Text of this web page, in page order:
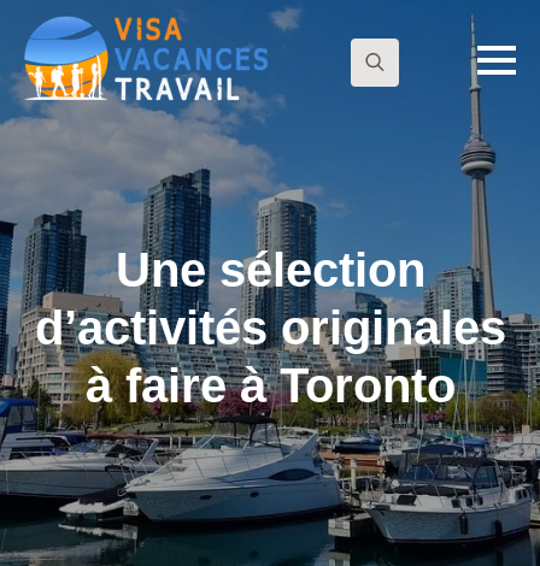
Une sélection
d’activités originales
à faire à Toronto